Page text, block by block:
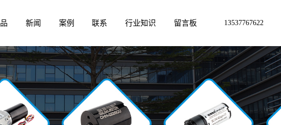
新闻 案例 联系 行业知识 留言板 13537767622